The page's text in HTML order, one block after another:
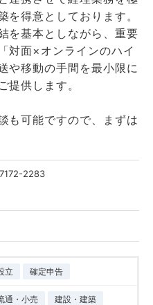
を得意としております。
を基本としながら、重要
対面×オンラインのハイ
や移動の手間を最小限に
提供します。
も可能ですので、まずは
2283
立 確定申告
通・小売
建設・建築